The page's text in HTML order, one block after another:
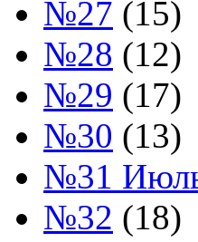
№27 (15)
№28 (12)
№29 (17)
№30 (13)
№31
№32 (18)